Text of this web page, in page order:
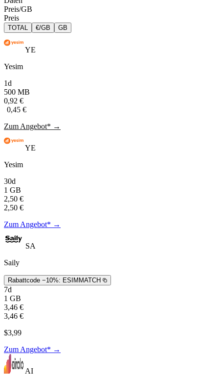
Preis/GB
Preis
TOTAL €/GB GB
YE
Yesim
1d
500 MB
0,92 €
0,45 €
Zum Angebot* →
YE
Yesim
30d
1 GB
2,50 €
2,50 €
Zum Angebot* →
SA
Saily
Rabattcode −10%: ESIMMATCH
7d
1 GB
3,46 €
3,46 €
$3,99
Zum Angebot* →
AI